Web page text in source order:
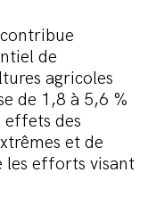
de
agricoles
de 1,8 à 5,6 %
effets des
et de
les efforts visant